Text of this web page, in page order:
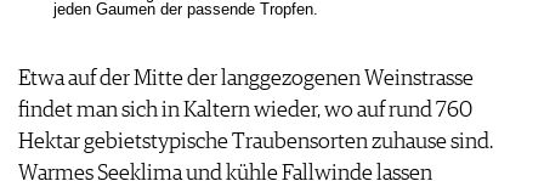
jeden Gaumen der passende Tropfen.
Etwa auf der Mitte der langgezogenen Weinstrasse
findet man sich in Kaltern wieder, wo auf rund 760
Hektar gebietstypische Traubensorten zuhause sind.
Warmes Seeklima und kühle Fallwinde lassen